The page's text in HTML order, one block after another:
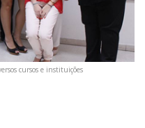
cursos e instituições